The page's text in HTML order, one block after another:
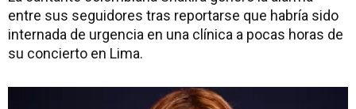
entre sus seguidores tras reportarse que habría sido
internada de urgencia en una clínica a pocas horas de
su concierto en Lima.